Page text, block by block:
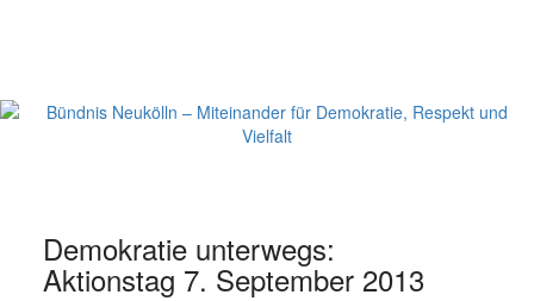
Demokratie unterwegs:
Aktionstag 7. September 2013